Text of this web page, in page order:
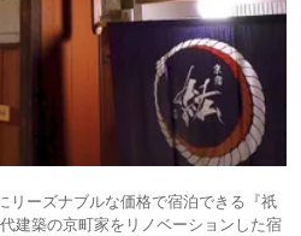
リーズナブルな価格で宿泊できる『祇
建築の京町家をリノベーションした宿